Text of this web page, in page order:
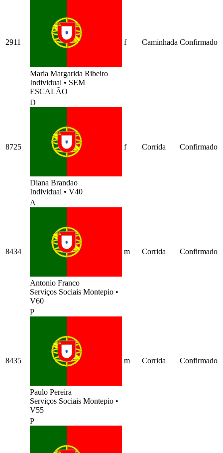
2911
Maria Margarida Ribeiro
Individual • SEM
ESCALÃO
f Caminhada Confirmado
8725
D
Diana Brandao
Individual • V40
f Corrida Confirmado
8434
A
Antonio Franco
Serviços Sociais Montepio •
V60
m Corrida Confirmado
8435
P
Paulo Pereira
Serviços Sociais Montepio •
V55
m Corrida Confirmado
P